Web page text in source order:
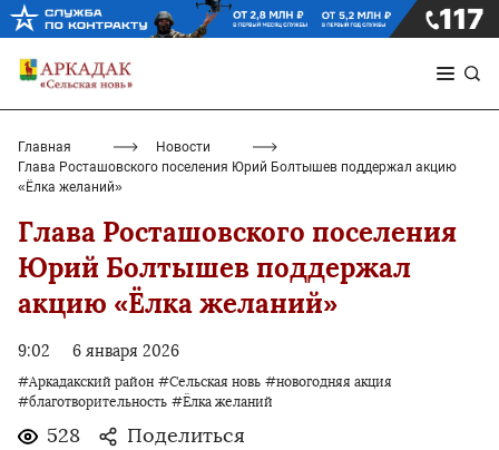
Главная
Новости
Глава Росташовского поселения Юрий Болтышев поддержал акцию
«Ёлка желаний»
Глава Росташовского поселения
Юрий Болтышев поддержал
акцию «Ёлка желаний»
9:02 6 января 2026
#Аркадакский район #Сельская новь #новогодняя акция
#благотворительность #Ёлка желаний
528 Поделиться